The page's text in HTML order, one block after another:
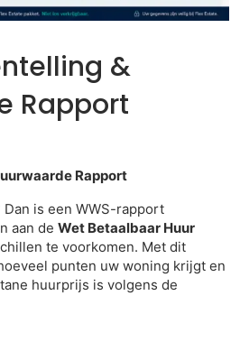
&
Rapport
Rapport
is een WWS-rapport
aan de Wet Betaalbaar Huur
te voorkomen. Met dit
punten uw woning krijgt en
huurprijs is volgens de